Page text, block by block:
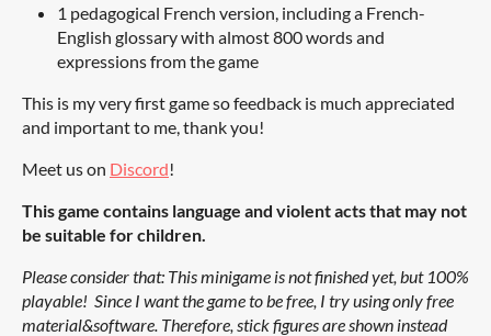
1 pedagogical French version, including a French-
English glossary with almost 800 words and
expressions from the game
This is my very first game so feedback is much appreciated
and important to me, thank you!
Meet us on Discord!
This game contains language and violent acts that may not
be suitable for children.
Please consider that: This minigame is not finished yet, but 100%
playable! Since I want the game to be free, I try using only free
material&software. Therefore, stick figures are shown instead